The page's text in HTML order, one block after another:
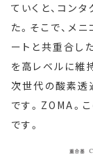
ていくと、コン
た。そこで、メ
ートと共重合し
を高レベルに維
次世代の酸素透
です。ZOMA。
です。